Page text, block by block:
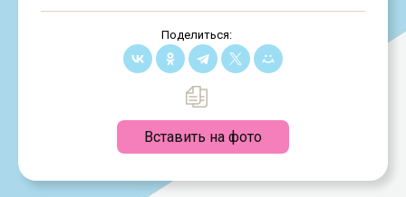
Поделиться:
Вставить на фото